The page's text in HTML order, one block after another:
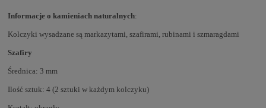
Informacje o kamieniach naturalnych:
Kolczyki wysadzane są markazytami, szafirami, rubinami i szmaragdami
Szafiry
Średnica: 3 mm
Ilość sztuk: 4 (2 sztuki w każdym kolczyku)